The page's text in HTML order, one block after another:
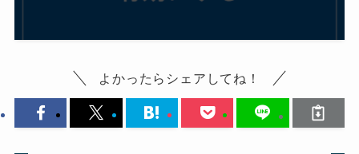
よかったらシェアしてね！